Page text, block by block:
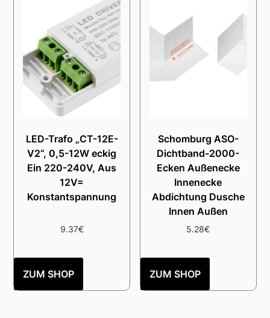
LED-Trafo „CT-12E-
V2“, 0,5-12W eckig
Ein 220-240V, Aus
12V=
Konstantspannung
9.37€
ZUM SHOP
Schomburg ASO-
Dichtband-2000-
Ecken Außenecke
Innenecke
Abdichtung Dusche
Innen Außen
5.28€
ZUM SHOP